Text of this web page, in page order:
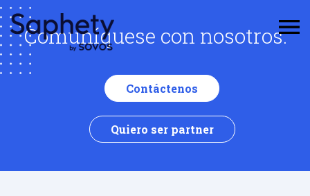
Comuníquese con nosotros.
Contáctenos
Quiero ser partner